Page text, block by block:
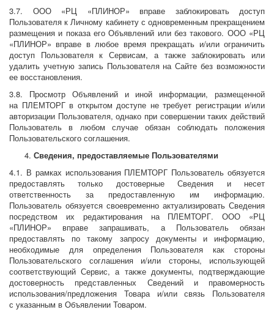
3.7. ООО «РЦ «ПЛИНОР» вправе заблокировать доступ
Пользователя к Личному кабинету с одновременным прекращением
размещения и показа его Объявлений или без такового. ООО «РЦ
«ПЛИНОР» вправе в любое время прекращать и/или ограничить
доступ Пользователя к Сервисам, а также заблокировать или
удалить учетную запись Пользователя на Сайте без возможности
ее восстановления.
3.8. Просмотр Объявлений и иной информации, размещенной
на ПЛЕМТОРГ в открытом доступе не требует регистрации и/или
авторизации Пользователя, однако при совершении таких действий
Пользователь в любом случае обязан соблюдать положения
Пользовательского соглашения.
Сведения, предоставляемые Пользователями
4.1. В рамках использования ПЛЕМТОРГ Пользователь обязуется
предоставлять только достоверные Сведения и несет
ответственность за предоставленную им информацию.
Пользователь обязуется своевременно актуализировать Сведения
посредством их редактирования на ПЛЕМТОРГ. ООО «РЦ
«ПЛИНОР» вправе запрашивать, а Пользователь обязан
предоставлять по такому запросу документы и информацию,
необходимые для определения Пользователя как стороны
Пользовательского соглашения и/или стороны, использующей
соответствующий Сервис, а также документы, подтверждающие
достоверность представленных Сведений и правомерность
использования/предложения Товара и/или связь Пользователя
с указанным в Объявлении Товаром.